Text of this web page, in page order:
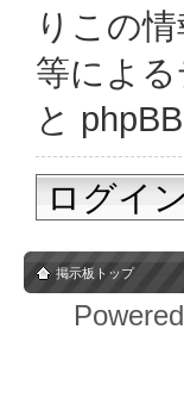
りこの
等によ
と
ログイ
掲示板トップ